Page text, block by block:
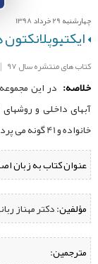
چهارشنبه 29 خرداد 1398
کتاب های منتشره سال 97 |
خلاصه: در این
خانواده و 41 گونه می پردازد.
عنوان کتاب به زبان
مؤلفین: دکتر مهناز
مترجمین: